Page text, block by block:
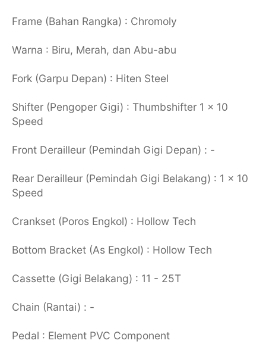
Frame (Bahan Rangka) : Chromoly
Warna : Biru, Merah, dan Abu-abu
Fork (Garpu Depan) : Hiten Steel
Shifter (Pengoper Gigi) : Thumbshifter 1 x 10
Speed
Front Derailleur (Pemindah Gigi Depan) : -
Rear Derailleur (Pemindah Gigi Belakang) : 1 x 10
Speed
Crankset (Poros Engkol) : Hollow Tech
Bottom Bracket (As Engkol) : Hollow Tech
Cassette (Gigi Belakang) : 11 - 25T
Chain (Rantai) : -
Pedal : Element PVC Component